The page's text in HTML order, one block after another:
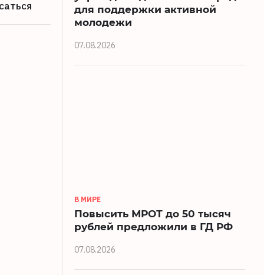
для поддержки активной
молодежи
07.08.2026
В МИРЕ
Повысить МРОТ до 50 тысяч
рублей предложили в ГД РФ
07.08.2026